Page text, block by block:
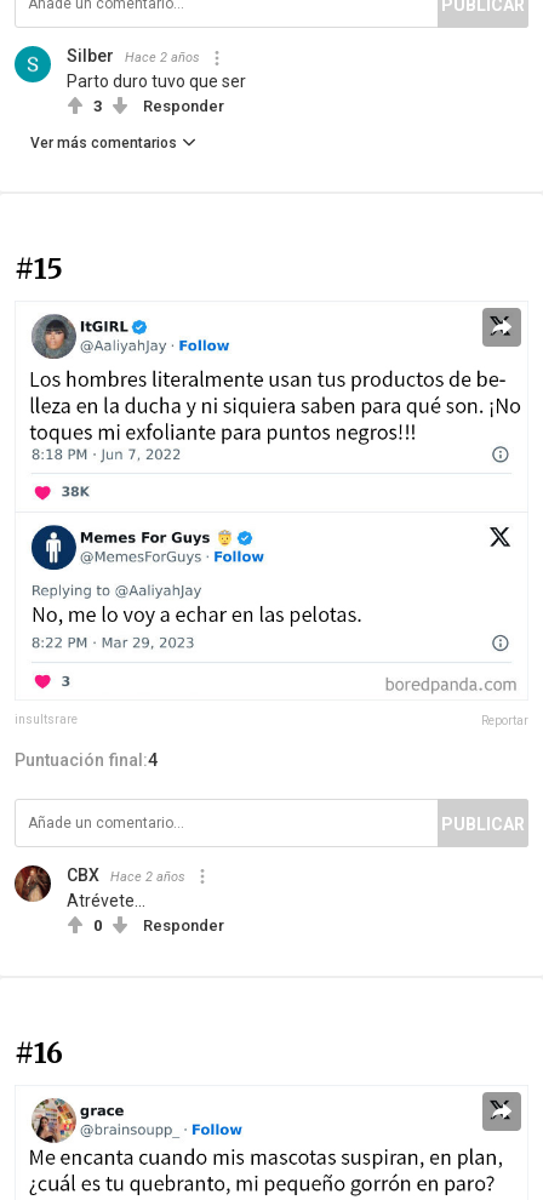
PUBLICAR
Silber Hace 2 años
Parto duro tuvo que ser
3 Responder
Ver más comentarios
#15
insultsrare Reportar
Puntuación final:4
PUBLICAR
CBX Hace 2 años
Atrévete...
0 Responder
#16